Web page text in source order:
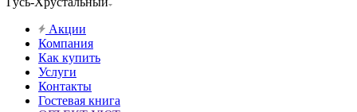
Акции
Компания
Как купить
Услуги
Контакты
Гостевая книга